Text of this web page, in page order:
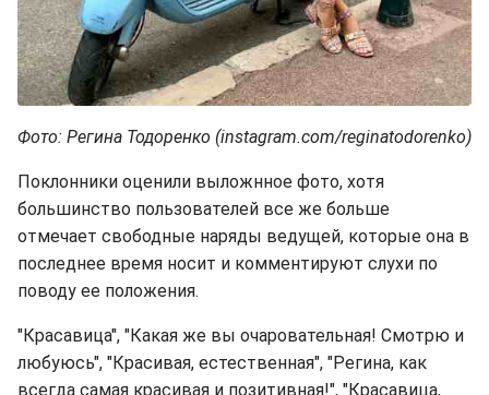
Фото: Регина Тодоренко (instagram.com/reginatodorenko)
Поклонники оценили выложнное фото, хотя
большинство пользователей все же больше
отмечает свободные наряды ведущей, которые она в
последнее время носит и комментируют слухи по
поводу ее положения.
"Красавица", "Какая же вы очаровательная! Смотрю и
любуюсь", "Красивая, естественная", "Регина, как
всегда самая красивая и позитивная!", "Красавица,